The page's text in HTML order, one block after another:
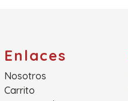
Enlaces
Nosotros
Carrito